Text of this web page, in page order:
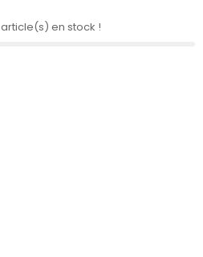
article(s) en stock !